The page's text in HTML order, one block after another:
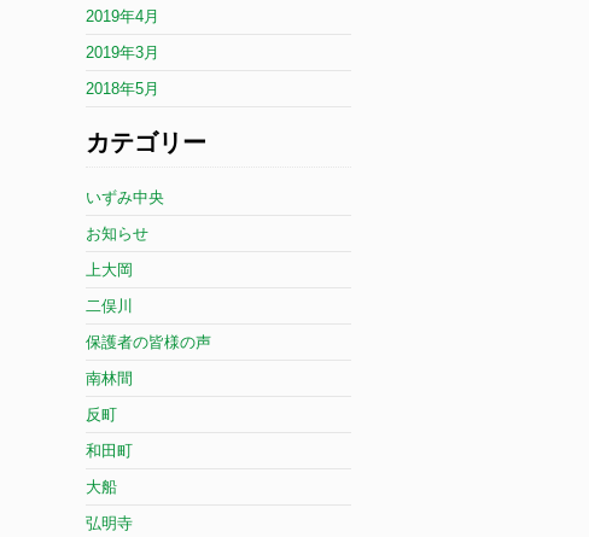
2019年4月
2019年3月
2018年5月
カテゴリー
いずみ中央
お知らせ
上大岡
二俣川
保護者の皆様の声
南林間
反町
和田町
大船
弘明寺